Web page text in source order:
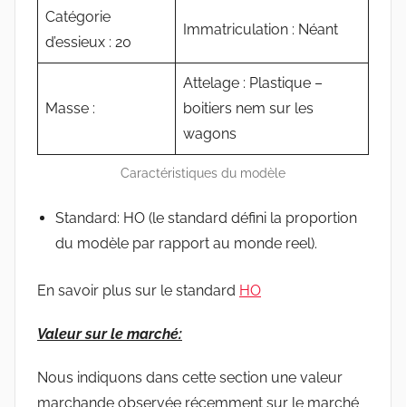
Catégorie
d’essieux : 20
Immatriculation : Néant
Masse :
Attelage : Plastique –
boitiers nem sur les
wagons
Caractéristiques du modèle
Standard: HO (le standard défini la proportion
du modèle par rapport au monde reel).
En savoir plus sur le standard HO
Valeur sur le marché:
Nous indiquons dans cette section une valeur
marchande observée récemment sur le marché